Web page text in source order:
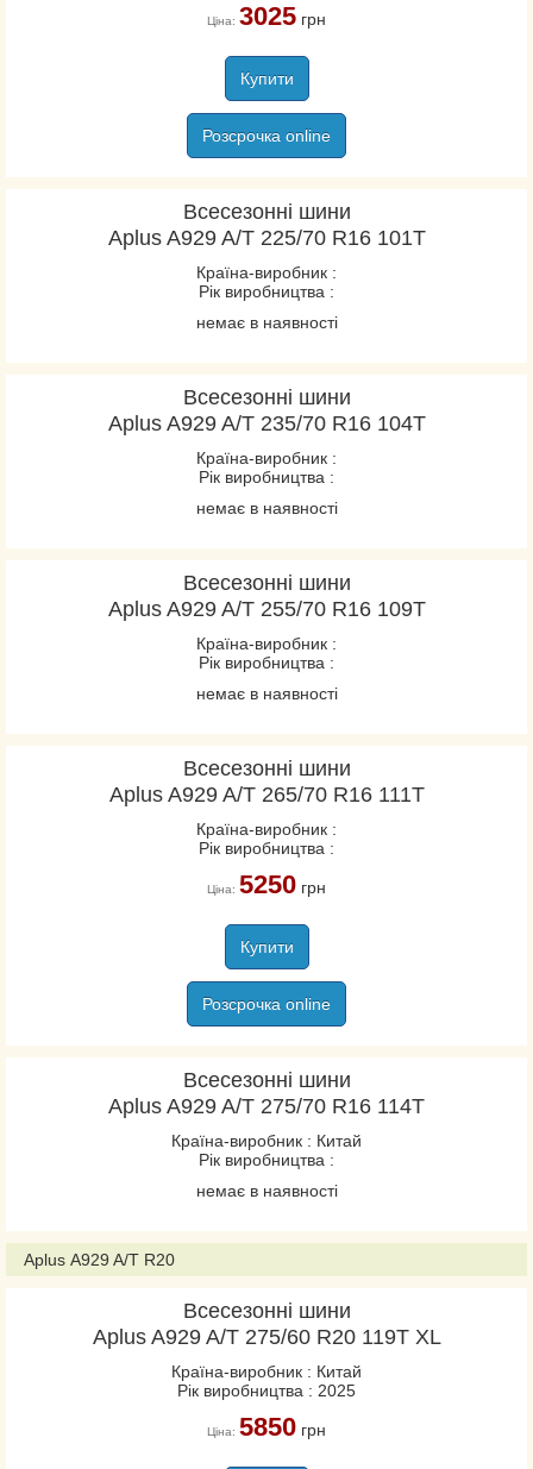
Ціна: 3025грн
Купити
Розсрочка online
Всесезонні шини
Aplus A929 A/T 225/70 R16 101T
Країна-виробник :
Рік виробництва :
немає в наявності
Всесезонні шини
Aplus A929 A/T 235/70 R16 104T
Країна-виробник :
Рік виробництва :
немає в наявності
Всесезонні шини
Aplus A929 A/T 255/70 R16 109T
Країна-виробник :
Рік виробництва :
немає в наявності
Всесезонні шини
Aplus A929 A/T 265/70 R16 111T
Країна-виробник :
Рік виробництва :
Ціна: 5250грн
Купити
Розсрочка online
Всесезонні шини
Aplus A929 A/T 275/70 R16 114T
Країна-виробник : Китай
Рік виробництва :
немає в наявності
Aplus A929 A/T R20
Всесезонні шини
Aplus A929 A/T 275/60 R20 119T XL
Країна-виробник : Китай
Рік виробництва : 2025
Ціна: 5850грн